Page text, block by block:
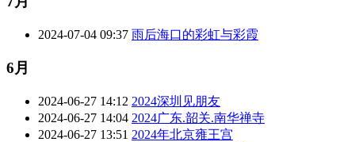
2024-07-04 09:37 雨后海口的彩虹与彩霞
6月
2024-06-27 14:12 2024深圳见朋友
2024-06-27 14:04 2024广东.韶关.南华禅寺
2024-06-27 13:51 2024年北京雍王宫